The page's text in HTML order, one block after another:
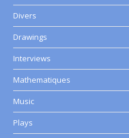
Divers
Drawings
Interviews
Mathematiques
Music
Plays